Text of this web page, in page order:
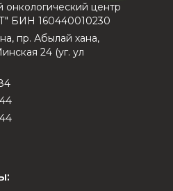
центр
БИН 160440010230
пр. Абылай хана,
24 (уг. ул